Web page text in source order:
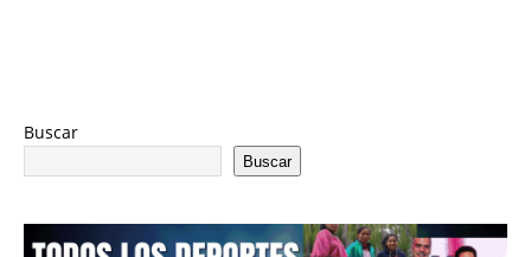
Buscar
Buscar